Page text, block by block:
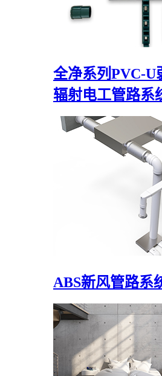
全净系列PVC-U
辐射电工管路系
ABS新风管路系